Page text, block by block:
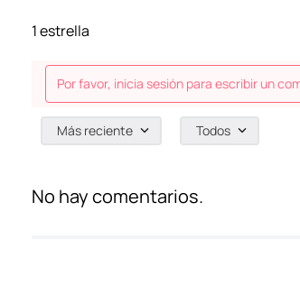
1 estrella
Por favor, inicia sesión para escribir un
Más reciente Todos
No hay comentarios.